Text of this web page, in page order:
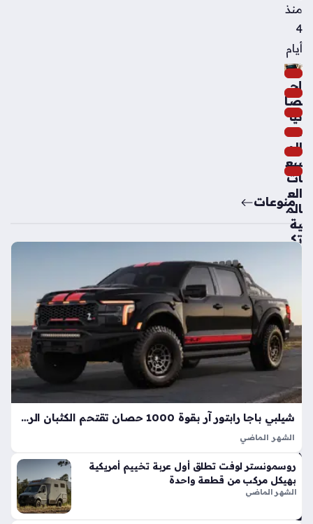
منذ
4
أيام
إح
صا
ئيا
ت
الم
بيع
ات
الع
الم
ية
تك
سي
ارة
الك
هرب
الأك
ثر
اعت
ما
دي
ة
وت
قاً
منوعات
شيلبي باجا رابتور آر بقوة 1000 حصان تقتحم الكثبان الرملية بأداء خارق
الشهر الماضي
المفرطة التي تكسر حواجز الأداء التقليدية في شاحنات البيك أب، إذ
ارتقت بهذه الفئة إلى مستويات غير مسبوقة بفضل تعديلات…
روسمونستر لوفت تطلق أول عربة تخييم أمريكية
بهيكل مركب من قطعة واحدة
الشهر الماضي